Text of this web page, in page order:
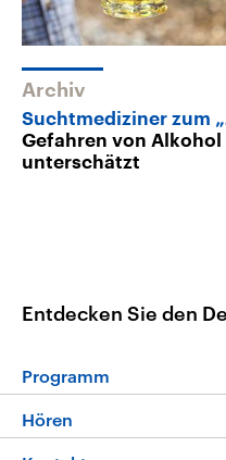
Archiv
Suchtmediziner zum
Gefahren von Alkohol
unterschätzt
Entdecken Sie den
Programm
Programm
Hören